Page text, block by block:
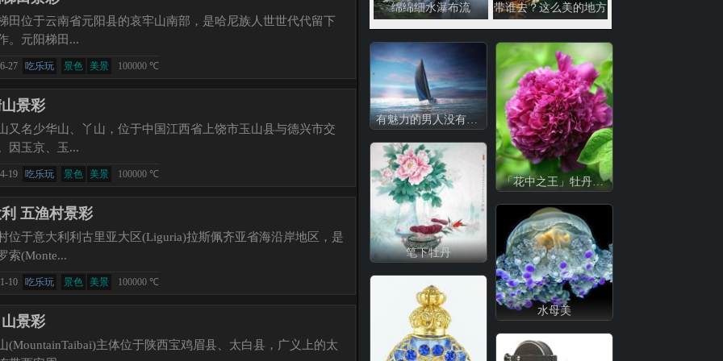
田位于云南省元阳县的哀牢山南部，是哈尼族人世世代代留下
。元阳梯田...
27 吃乐玩 景色 美景 100000 ℃
景彩
又名少华山、丫山，位于中国江西省上饶市玉山县与德兴市交
因玉京、玉...
19 吃乐玩 景色 美景 100000 ℃
五渔村景彩
位于意大利利古里亚大区(Liguria)拉斯佩齐亚省海沿岸地区，是
索(Monte...
10 吃乐玩 景色 美景 100000 ℃
景彩
(MountainTaibai)主体位于陕西宝鸡眉县、太白县，广义上的太
绵绵细水瀑布流 带谁去？这么美的地方
有魅力的男人没有年龄
「花中之王」牡丹的故事
笔下牡丹
水母美